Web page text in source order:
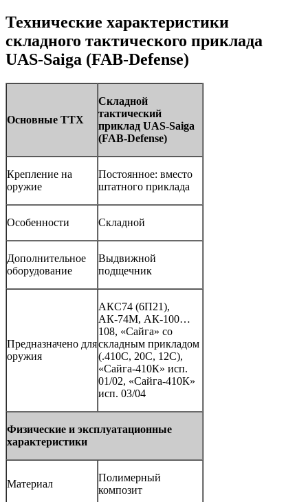
Технические характеристики
складного тактического приклада
UAS-Saiga (FAB-Defense)
Основные ТТХ
Складной
тактический
приклад UAS-Saiga
(FAB-Defense)
Крепление на
оружие
Постоянное: вместо
штатного приклада
Особенности Складной
Дополнительное
оборудование
Выдвижной
подщечник
Предназначено для
оружия
АКС74 (6П21),
АК-74М, АК-100…
108, «Сайга» со
складным прикладом
(.410С, 20С, 12С),
«Сайга-410К» исп.
01/02, «Сайга-410К»
исп. 03/04
Физические и эксплуатационные
характеристики
Материал
Полимерный
композит